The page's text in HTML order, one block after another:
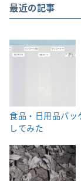
最近の記事
食品・日用品パ
してみた